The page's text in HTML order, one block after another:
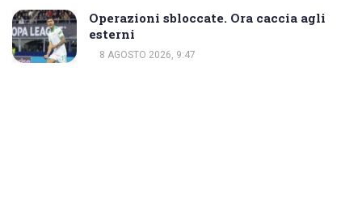
Operazioni sbloccate. Ora caccia agli
esterni
8 AGOSTO 2026, 9:47